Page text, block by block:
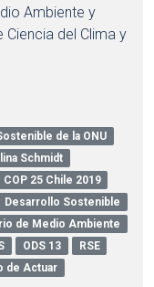
Ambiente y
Ciencia del Clima y
de la ONU
Schmidt
COP 25 Chile 2019
Desarrollo Sostenible
de Medio Ambiente
ODS 13
RSE
de Actuar